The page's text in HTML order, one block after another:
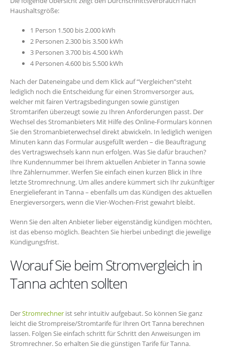
Haushaltsgröße:
1 Person 1.500 bis 2.000 kWh
2 Personen 2.300 bis 3.500 kWh
3 Personen 3.700 bis 4.500 kWh
4 Personen 4.600 bis 5.500 kWh
Nach der Dateneingabe und dem Klick auf “Vergleichen”steht
lediglich noch die Entscheidung für einen Stromversorger aus,
welcher mit fairen Vertragsbedingungen sowie günstigen
Stromtarifen überzeugt sowie zu Ihren Anforderungen passt. Der
Wechsel des Stromanbieters Mit Hilfe des Online-Formulars können
Sie den Stromanbieterwechsel direkt abwickeln. In lediglich wenigen
Minuten kann das Formular ausgefüllt werden – die Beauftragung
des Vertragswechsels kann nun erfolgen. Was Sie dafür brauchen?
Ihre Kundennummer bei Ihrem aktuellen Anbieter in Tanna sowie
Ihre Zählernummer. Werfen Sie einfach einen kurzen Blick in Ihre
letzte Stromrechnung. Um alles andere kümmert sich Ihr zukünftiger
Energielieferant in Tanna – ebenfalls um das Kündigen des aktuellen
Energieversorgers, wenn die Vier-Wochen-Frist gewahrt bleibt.
Wenn Sie den alten Anbieter lieber eigenständig kündigen möchten,
ist das ebenso möglich. Beachten Sie hierbei unbedingt die jeweilige
Kündigungsfrist.
Worauf Sie beim Stromvergleich in
Tanna achten sollten
DerStromrechner ist sehr intuitiv aufgebaut. So können Sie ganz
leicht die Strompreise/Stromtarife für Ihren Ort Tanna berechnen
lassen. Folgen Sie einfach schritt für Schritt den Anweisungen im
Stromrechner. So erhalten Sie die günstigen Tarife für Tanna.